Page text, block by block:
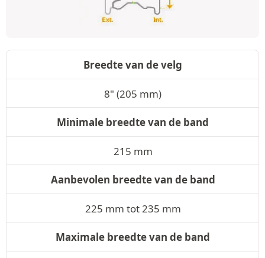
Breedte van de velg
8" (205 mm)
Minimale breedte van de band
215 mm
Aanbevolen breedte van de band
225 mm tot 235 mm
Maximale breedte van de band